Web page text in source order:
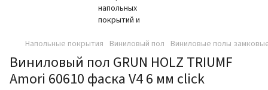
Напольные покрытия Виниловый пол Виниловые полы
Виниловый пол GRUN HOLZ TRIUMF
Amori 60610 фаска V4 6 мм click